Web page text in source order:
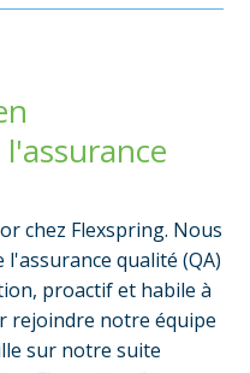
chez Flexspring. Nous
qualité (QA)
proactif et habile à
rejoindre notre équipe
sur notre suite